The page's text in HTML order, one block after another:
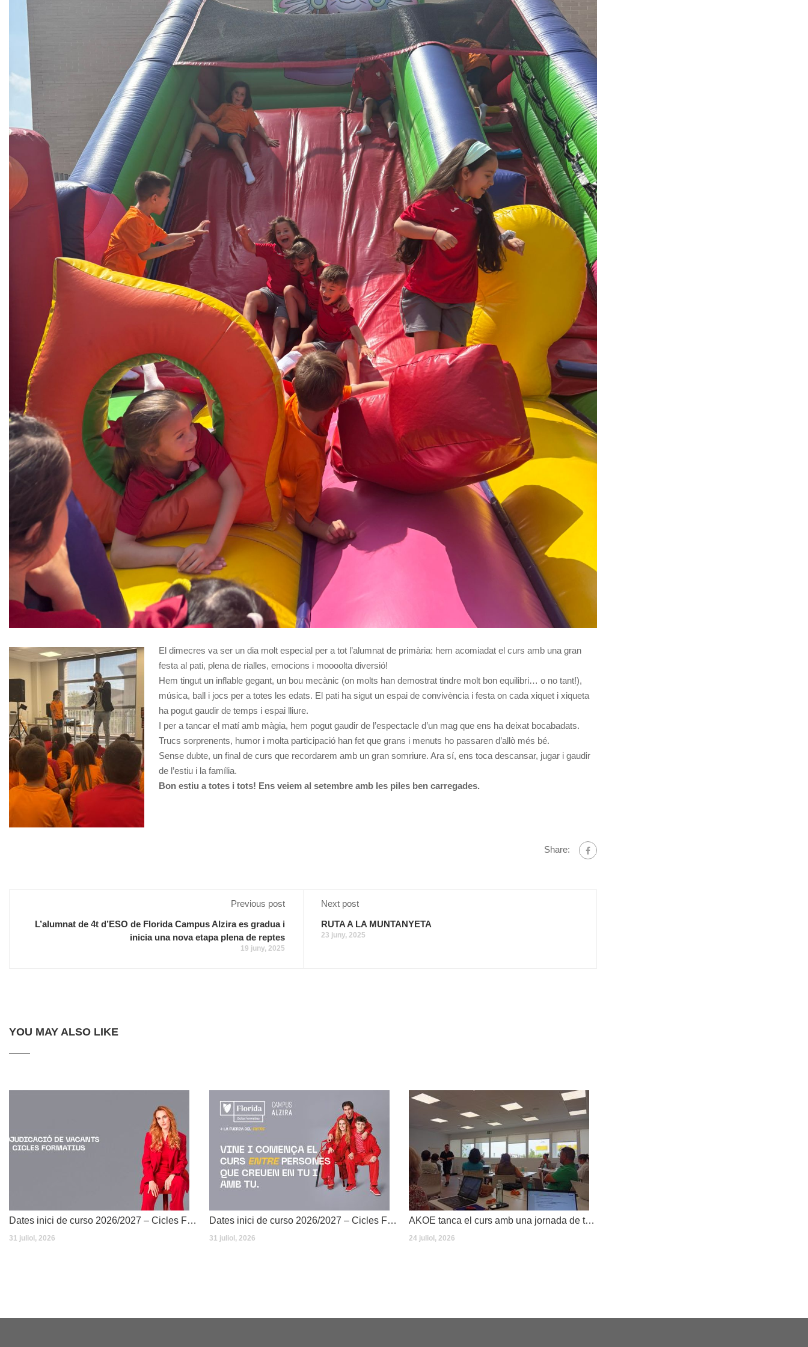
El dimecres va ser un dia molt especial per a tot l’alumnat de primària: hem acomiadat el curs amb una gran
festa al pati, plena de rialles, emocions i moooolta diversió!
Hem tingut un inflable gegant, un bou mecànic (on molts han demostrat tindre molt bon equilibri… o no tant!),
música, ball i jocs per a totes les edats. El pati ha sigut un espai de convivència i festa on cada xiquet i xiqueta
ha pogut gaudir de temps i espai lliure.
I per a tancar el matí amb màgia, hem pogut gaudir de l’espectacle d’un mag que ens ha deixat bocabadats.
Trucs sorprenents, humor i molta participació han fet que grans i menuts ho passaren d’allò més bé.
Sense dubte, un final de curs que recordarem amb un gran somriure. Ara sí, ens toca descansar, jugar i gaudir
de l’estiu i la família.
Bon estiu a totes i tots! Ens veiem al setembre amb les piles ben carregades.
Share:
Previous post
L’alumnat de 4t d’ESO de Florida Campus Alzira es gradua i
inicia una nova etapa plena de reptes
19 juny, 2025
Next post
RUTA A LA MUNTANYETA
23 juny, 2025
YOU MAY ALSO LIKE
Dates inici de curso 2026/2027 – Cicles Formatius
31 juliol, 2026
Dates inici de curso 2026/2027 – Cicles Formatius
31 juliol, 2026
AKOE tanca el curs amb una jornada de treball compartit i dona la benvinguda a una nova cooperativa
24 juliol, 2026